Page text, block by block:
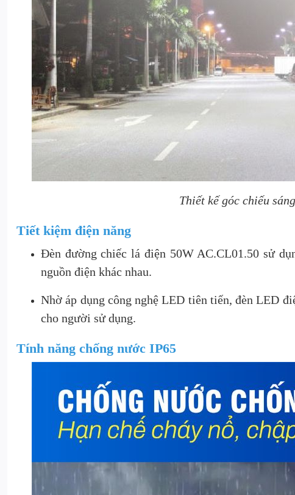
Thiết kế góc chiếu
Tiết kiệm điện năng
Đèn đường chiếc lá điện 50W AC.CL01.50 sử
nguồn điện khác nhau.
Nhờ áp dụng công nghệ LED tiên tiến, đèn LED
cho người sử dụng.
Tính năng chống nước IP65